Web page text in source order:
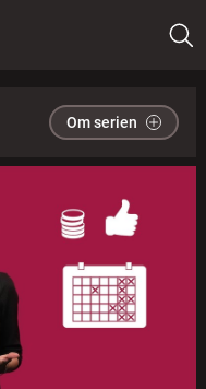
Om serien